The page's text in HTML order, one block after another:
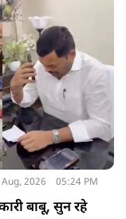
2026 05:24 PM
बाबू, सुन रहे